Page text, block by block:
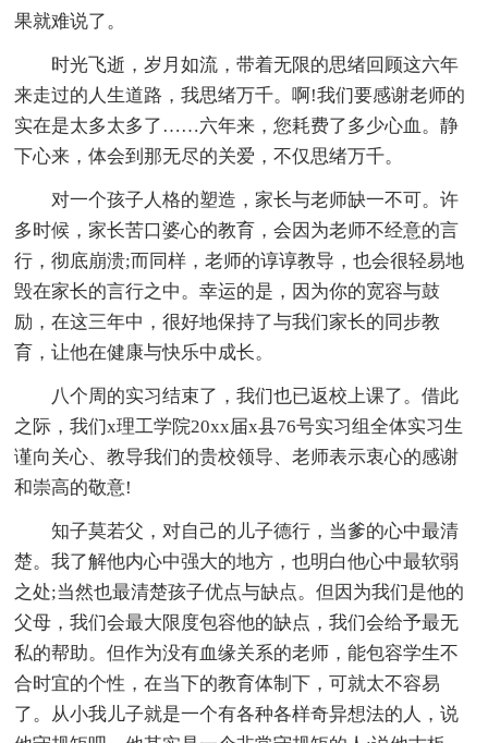
果就难说了。
时光飞逝，岁月如流，带着无限的思绪回顾这六年
来走过的人生道路，我思绪万千。啊!我们要感谢老师的
实在是太多太多了……六年来，您耗费了多少心血。静
下心来，体会到那无尽的关爱，不仅思绪万千。
对一个孩子人格的塑造，家长与老师缺一不可。许
多时候，家长苦口婆心的教育，会因为老师不经意的言
行，彻底崩溃;而同样，老师的谆谆教导，也会很轻易地
毁在家长的言行之中。幸运的是，因为你的宽容与鼓
励，在这三年中，很好地保持了与我们家长的同步教
育，让他在健康与快乐中成长。
八个周的实习结束了，我们也已返校上课了。借此
之际，我们x理工学院20xx届x县76号实习组全体实习生
谨向关心、教导我们的贵校领导、老师表示衷心的感谢
和崇高的敬意!
知子莫若父，对自己的儿子德行，当爹的心中最清
楚。我了解他内心中强大的地方，也明白他心中最软弱
之处;当然也最清楚孩子优点与缺点。但因为我们是他的
父母，我们会最大限度包容他的缺点，我们会给予最无
私的帮助。但作为没有血缘关系的老师，能包容学生不
合时宜的个性，在当下的教育体制下，可就太不容易
了。从小我儿子就是一个有各种各样奇异想法的人，说